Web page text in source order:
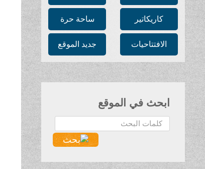
كاريكاتير ساحة حرة
الافتتاحيات جديد الموقع
ابحث في الموقع
البحث...